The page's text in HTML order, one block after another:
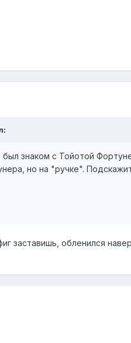
знаком с Тойотой
но на "ручке".
заставишь, обленился